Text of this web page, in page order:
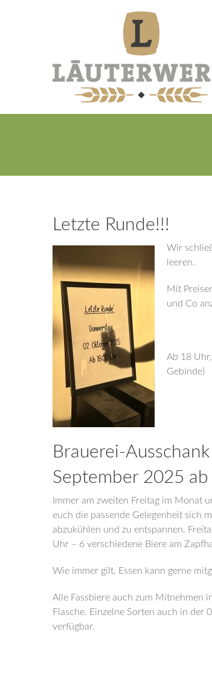
Letzte Runde!!!
Wir
leeren.
Mit
und Co
Ab 18
Gebinde)
Brauerei-
September 2025
Immer am zweiten Freitag im Monat
euch die passende Gelegenheit sich
abzukühlen und zu entspannen.
Uhr – 6 verschiedene Biere am
Wie immer gilt, Essen kann gerne
Alle Fassbiere auch zum Mitnehmen
Flasche. Einzelne Sorten auch in der
verfügbar.